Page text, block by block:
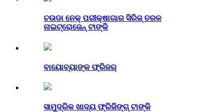
ଚଉଡା ନେକ୍ ପରୀକ୍ଷାଗାର ସିରିଜ୍ ତରଳ
ନାଇଟ୍ରୋଜେନ୍ ଟାଙ୍କି
ବାୟୋବ୍ୟାଙ୍କ ଫ୍ରିଜର୍
ସାମୁଦ୍ରିକ ଖାଦ୍ୟ ଫ୍ରିଜିଙ୍ଗ୍ ଟାଙ୍କି